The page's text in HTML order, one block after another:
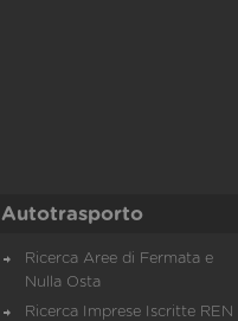
Autotrasporto
Ricerca Aree di Fermata e
Nulla Osta
Ricerca Imprese Iscritte REN